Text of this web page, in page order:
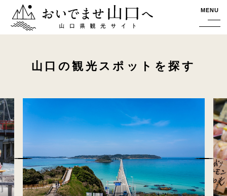
おいでませ山口へー山口県観光サイト MENU
山口の観光スポットを探す